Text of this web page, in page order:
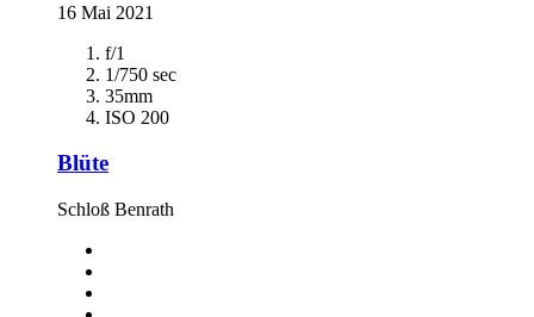
16 Mai 2021
f/1
1/750 sec
35mm
ISO 200
Blüte
Schloß Benrath